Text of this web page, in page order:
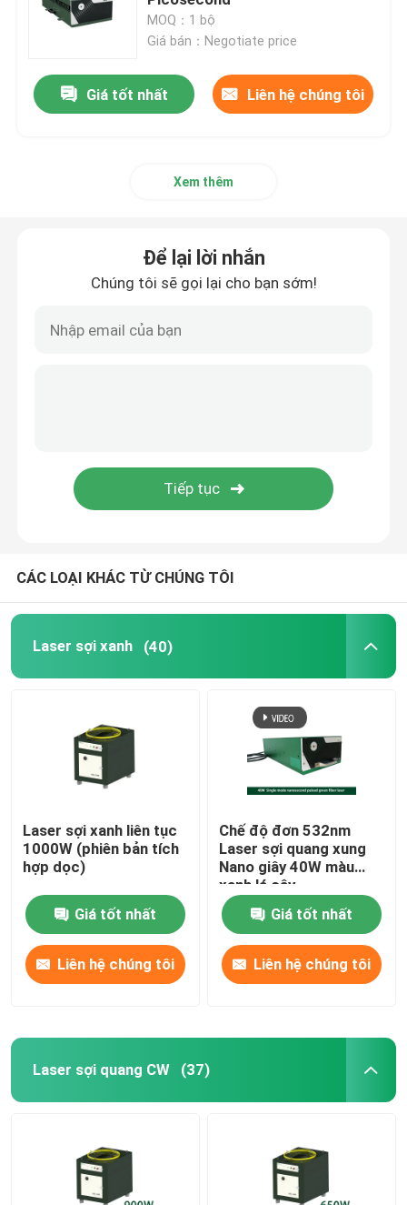
Laser sợi quang CW
Laser sợi quang QCW
Laser sợi quang
Laser sợi siêu nhanh
Máy hàn Laser cầm tay
Máy cắt laser
MOQ：1 bộ
Giá bán：Negotiate price
Giá tốt nhất Liên hệ chúng tôi
Xem thêm
Để lại lời nhắn
Chúng tôi sẽ gọi lại cho bạn sớm!
CÁC LOẠI KHÁC TỪ CHÚNG TÔI
Laser sợi xanh (40)
Laser sợi xanh liên tục
1000W (phiên bản tích
hợp dọc)
Giá tốt nhất
Liên hệ chúng tôi
Chế độ đơn 532nm
Laser sợi quang xung
Nano giây 40W màu
xanh lá cây
Giá tốt nhất
Liên hệ chúng tôi
Laser sợi quang CW (37)